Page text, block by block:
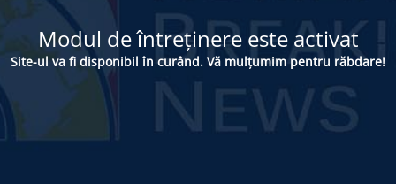
Modul de întreținere este activat
Site-ul va fi disponibil în curând. Vă mulțumim pentru răbdare!